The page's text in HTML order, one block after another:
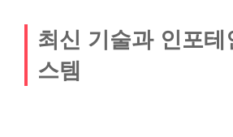
최신 기술과 인포테
스템